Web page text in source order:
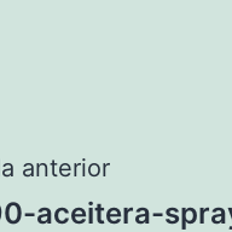
anterior
aceitera-